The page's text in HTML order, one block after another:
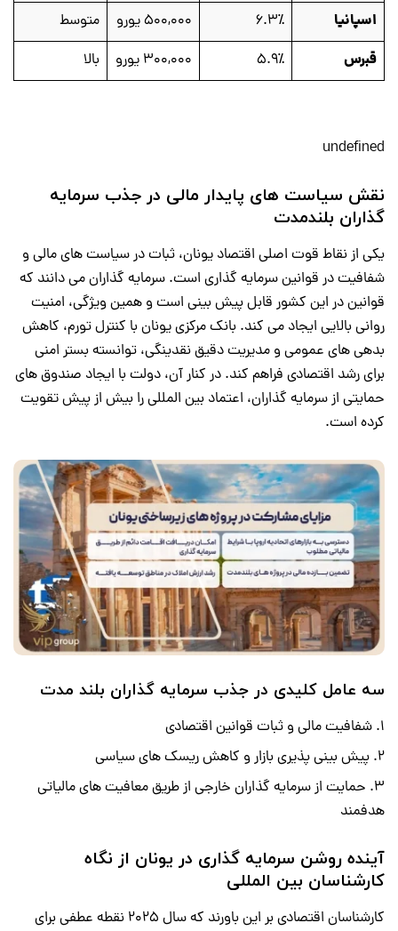
اسپانیا 6.3٪ ۵۰۰,۰۰۰ یورو متوسط
قبرس 5.9٪ ۳۰۰,۰۰۰ یورو بالا
undefined
نقش سیاست های پایدار مالی در جذب سرمایه
گذاران بلندمدت
یکی از نقاط قوت اصلی اقتصاد یونان، ثبات در سیاست های مالی و
شفافیت در قوانین سرمایه گذاری است. سرمایه گذاران می دانند که
قوانین در این کشور قابل پیش بینی است و همین ویژگی، امنیت
روانی بالایی ایجاد می کند. بانک مرکزی یونان با کنترل تورم، کاهش
بدهی های عمومی و مدیریت دقیق نقدینگی، توانسته بستر امنی
برای رشد اقتصادی فراهم کند. در کنار آن، دولت با ایجاد صندوق های
حمایتی از سرمایه گذاران، اعتماد بین المللی را بیش از پیش تقویت
کرده است.
سه عامل کلیدی در جذب سرمایه گذاران بلند مدت
شفافیت مالی و ثبات قوانین اقتصادی
پیش بینی پذیری بازار و کاهش ریسک های سیاسی
حمایت از سرمایه گذاران خارجی از طریق معافیت های مالیاتی
هدفمند
آینده روشن سرمایه گذاری در یونان از نگاه
کارشناسان بین المللی
کارشناسان اقتصادی بر این باورند که سال ۲۰۲۵ نقطه عطفی برای